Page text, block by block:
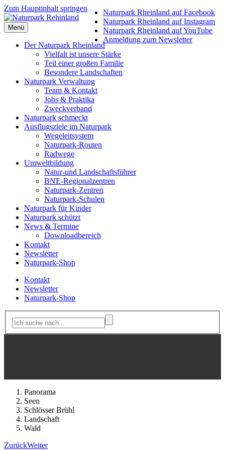
Zum Hauptinhalt springen
Menü
Der Naturpark Rheinland
Vielfalt ist unsere Stärke
Teil einer großen Familie
Besondere Landschaften
Naturpark Verwaltung
Team & Kontakt
Jobs & Praktika
Zweckverband
Naturpark schmeckt
Ausflugsziele im Naturpark
Wegeleitsystem
Naturpark-Routen
Radwege
Umweltbildung
Natur-und Landschaftsführer
BNE-Regionalzentren
Naturpark-Zentren
Naturpark-Schulen
Naturpark für Kinder
Naturpark schützt
News & Termine
Downloadbereich
Kontakt
Newsletter
Naturpark-Shop
Kontakt
Newsletter
Naturpark-Shop
Panorama
Seen
Schlösser Brühl
Landschaft
Wald
ZurückWeiter
Naturpark Rheinland auf Facebook
Naturpark Rheinland auf Instagram
Naturpark Rheinland auf YouTube
Anmeldung zum Newsletter